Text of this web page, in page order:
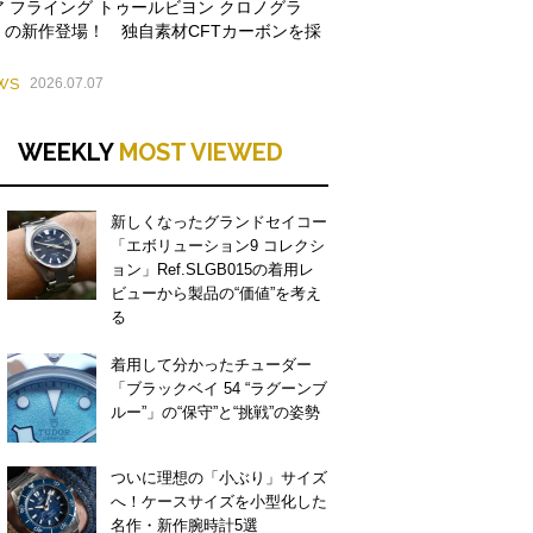
フライング トゥールビヨン クロノグラ
の新作登場！ 独自素材CFTカーボンを採
2026.07.07
WEEKLY MOST VIEWED
新しくなったグランドセイコー
「エボリューション9 コレクシ
ョン」Ref.SLGB015の着用レ
ビューから製品の“価値”を考え
る
着用して分かったチューダー
「ブラックベイ 54 “ラグーンブ
ルー”」の“保守”と“挑戦”の姿勢
ついに理想の「小ぶり」サイズ
へ！ケースサイズを小型化した
名作・新作腕時計5選